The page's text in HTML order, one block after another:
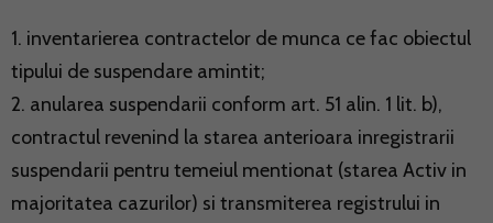
1. inventarierea contractelor de munca ce fac obiectul
tipului de suspendare amintit;
2. anularea suspendarii conform art. 51 alin. 1 lit. b),
contractul revenind la starea anterioara inregistrarii
suspendarii pentru temeiul mentionat (starea Activ in
majoritatea cazurilor) si transmiterea registrului in